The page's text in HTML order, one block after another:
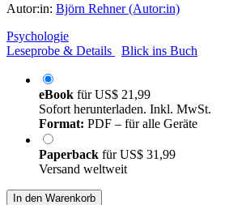
Autor:in: Björn Rehner (Autor:in)
Psychologie
Leseprobe & Details
Blick ins Buch
eBook fürUS$ 21,99
Sofort herunterladen. Inkl. MwSt.
Format: PDF – für alle Geräte
Paperback fürUS$ 31,99
Versand weltweit
In den Warenkorb